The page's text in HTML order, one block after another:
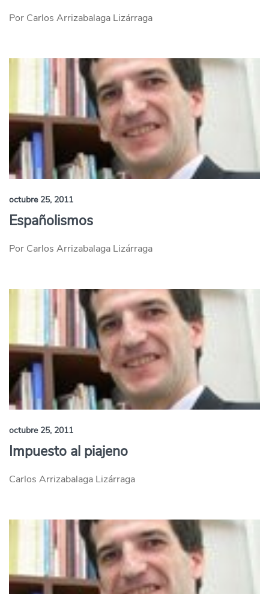
Por Carlos Arrizabalaga Lizárraga
octubre 25, 2011
Españolismos
Por Carlos Arrizabalaga Lizárraga
octubre 25, 2011
Impuesto al piajeno
Carlos Arrizabalaga Lizárraga